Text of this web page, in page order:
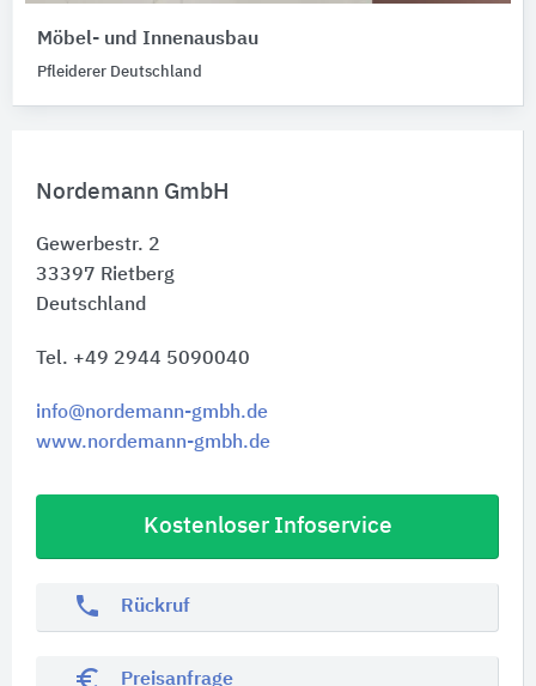
Nordemann GmbH
Gewerbestr. 2
33397 Rietberg
Deutschland
Tel. +49 2944 5090040
info@nordemann-gmbh.de
www.nordemann-gmbh.de
Kostenloser Infoservice
phone Rückruf
euro_symbol Preisanfrage
Möbel- und Innenausbau
Pfleiderer Deutschland